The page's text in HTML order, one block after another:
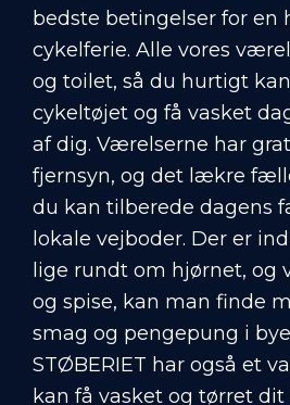
bedste betingelser for en
cykelferie. Alle vores
og toilet, så du hurtigt
cykeltøjet og få vasket
af dig. Værelserne har
fjernsyn, og det lækre
du kan tilberede dagens
lokale vejboder. Der er
lige rundt om hjørnet, og
og spise, kan man finde
smag og pengepung i
STØBERIET har også et
kan få vasket og tørret